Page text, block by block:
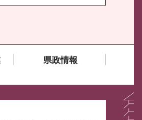
県政情報
れるスライダーがあります。